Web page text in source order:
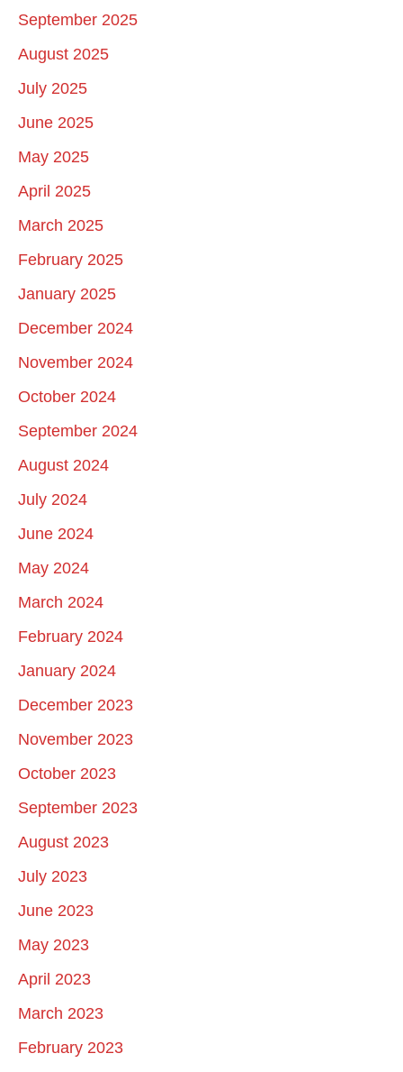
September 2025
August 2025
July 2025
June 2025
May 2025
April 2025
March 2025
February 2025
January 2025
December 2024
November 2024
October 2024
September 2024
August 2024
July 2024
June 2024
May 2024
March 2024
February 2024
January 2024
December 2023
November 2023
October 2023
September 2023
August 2023
July 2023
June 2023
May 2023
April 2023
March 2023
February 2023